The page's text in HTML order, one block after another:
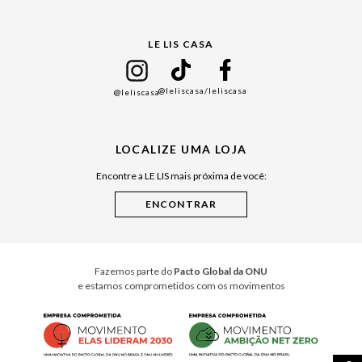
Cuidados Casa
LE LIS CASA
@leliscasa@leliscasa/leliscasa
LOCALIZE UMA LOJA
Encontre a LE LIS mais próxima de você:
Fazemos parte do Pacto Global da ONU
e estamos comprometidos com os movimentos